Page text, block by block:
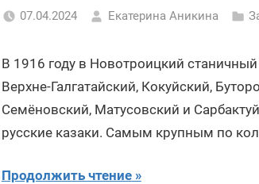
07.04.2024 Екатерина Аникина
В 1916 году в Новотроицкий
Верхне-Галгатайский, Кокуйский,
Семёновский, Матусовский и
русские казаки. Самым крупным по
Продолжить чтение